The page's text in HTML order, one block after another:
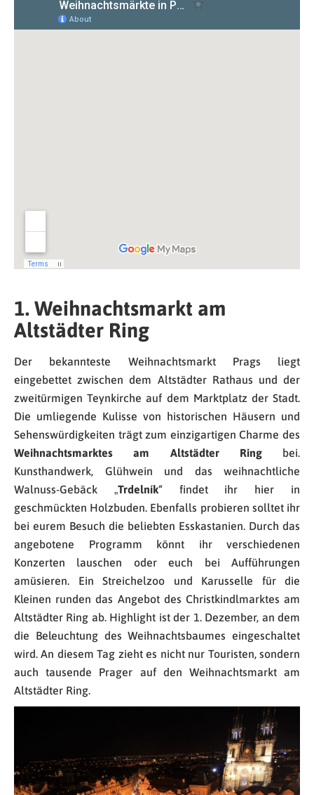
1. Weihnachtsmarkt am
Altstädter Ring
Der bekannteste Weihnachtsmarkt Prags liegt
eingebettet zwischen dem Altstädter Rathaus und der
zweitürmigen Teynkirche auf dem Marktplatz der Stadt.
Die umliegende Kulisse von historischen Häusern und
Sehenswürdigkeiten trägt zum einzigartigen Charme des
Weihnachtsmarktes am Altstädter Ringbei.
Kunsthandwerk, Glühwein und das weihnachtliche
Walnuss-Gebäck „Trdelník“ findet ihr hier in
geschmückten Holzbuden. Ebenfalls probieren solltet ihr
bei eurem Besuch die beliebten Esskastanien. Durch das
angebotene Programm könnt ihr verschiedenen
Konzerten lauschen oder euch bei Aufführungen
amüsieren. Ein Streichelzoo und Karusselle für die
Kleinen runden das Angebot des Christkindlmarktes am
Altstädter Ring ab. Highlight ist der 1. Dezember, an dem
die Beleuchtung des Weihnachtsbaumes eingeschaltet
wird. An diesem Tag zieht es nicht nur Touristen, sondern
auch tausende Prager auf den Weihnachtsmarkt am
Altstädter Ring.